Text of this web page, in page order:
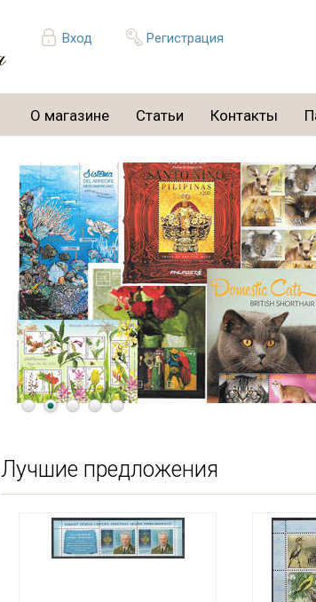
Вход Регистрация
О магазине Статьи Контакты
Лучшие предложения